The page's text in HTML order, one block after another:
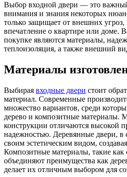
Выбор входной двери — это
внимания и знания некоторых
только защищает от внешних угроз,
впечатление о квартире или доме.
покупке являются материалы,
теплоизоляция, а также внешний
Материалы
Выбирая входные двери стоит
материал. Современные
множество вариантов, среди
дерево и композитные материалы.
конструкции отличаются высокой
надежностью. Деревянные двери, в
своим эстетическим видом,
Композитные материалы, такие как
объединяют преимущества как
делает их отличным выбором для